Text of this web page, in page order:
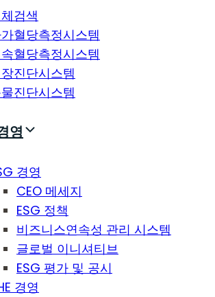
검색
혈당측정시스템
혈당측정시스템
진단시스템
진단시스템
영
경영
CEO 메세지
ESG 정책
비즈니스연속성 관리 시스템
글로벌 이니셔티브
ESG 평가 및 공시
경영